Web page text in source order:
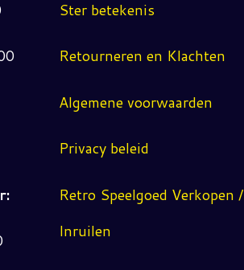
Ster betekenis
Retourneren en Klachten
Algemene voorwaarden
Privacy beleid
Retro Speelgoed Verkopen /
Inruilen